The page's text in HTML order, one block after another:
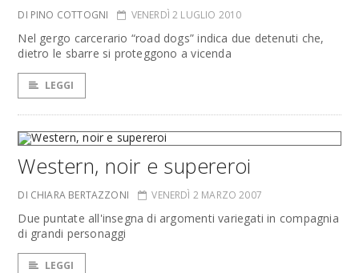
DI PINO COTTOGNI VENERDÌ 2 LUGLIO 2010
Nel gergo carcerario “road dogs” indica due detenuti che,
dietro le sbarre si proteggono a vicenda
LEGGI
Western, noir e supereroi
DI CHIARA BERTAZZONI VENERDÌ 2 MARZO 2007
Due puntate all'insegna di argomenti variegati in compagnia
di grandi personaggi
LEGGI